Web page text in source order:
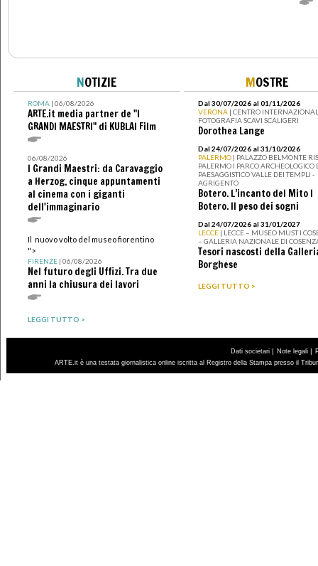
NOTIZIE
ROMA| 06/08/2026
ARTE.it media partner de "I
GRANDI MAESTRI" di KUBLAI Film
06/08/2026
I Grandi Maestri: da Caravaggio
a Herzog, cinque appuntamenti
al cinema con i giganti
dell'immaginario
Il nuovo volto del museo fiorentino
">
FIRENZE| 06/08/2026
Nel futuro degli Uffizi. Tra due
anni la chiusura dei lavori
LEGGI TUTTO >
MOSTRE
Dal 30/07/2026 al 01/11/2026
VERONA | CENTRO
FOTOGRAFIA SCAVI SCALIGERI
Dorothea Lange
Dal 24/07/2026 al 31/10/2026
PALERMO | PALAZZO BELMONTE
PALERMO I PARCO ARCHEOLOGICO
PAESAGGISTICO VALLE DEI TEMPLI -
AGRIGENTO
Botero. L’incanto del Mito I
Botero. Il peso dei sogni
Dal 24/07/2026 al 31/01/2027
LECCE | LECCE – MUSEO MUST I
– GALLERIA NAZIONALE DI
Tesori nascosti della
Borghese
LEGGI TUTTO >
Dati societari | Note legali |
ARTE.it è una testata giornalistica online iscritta al Registro della Stampa presso il